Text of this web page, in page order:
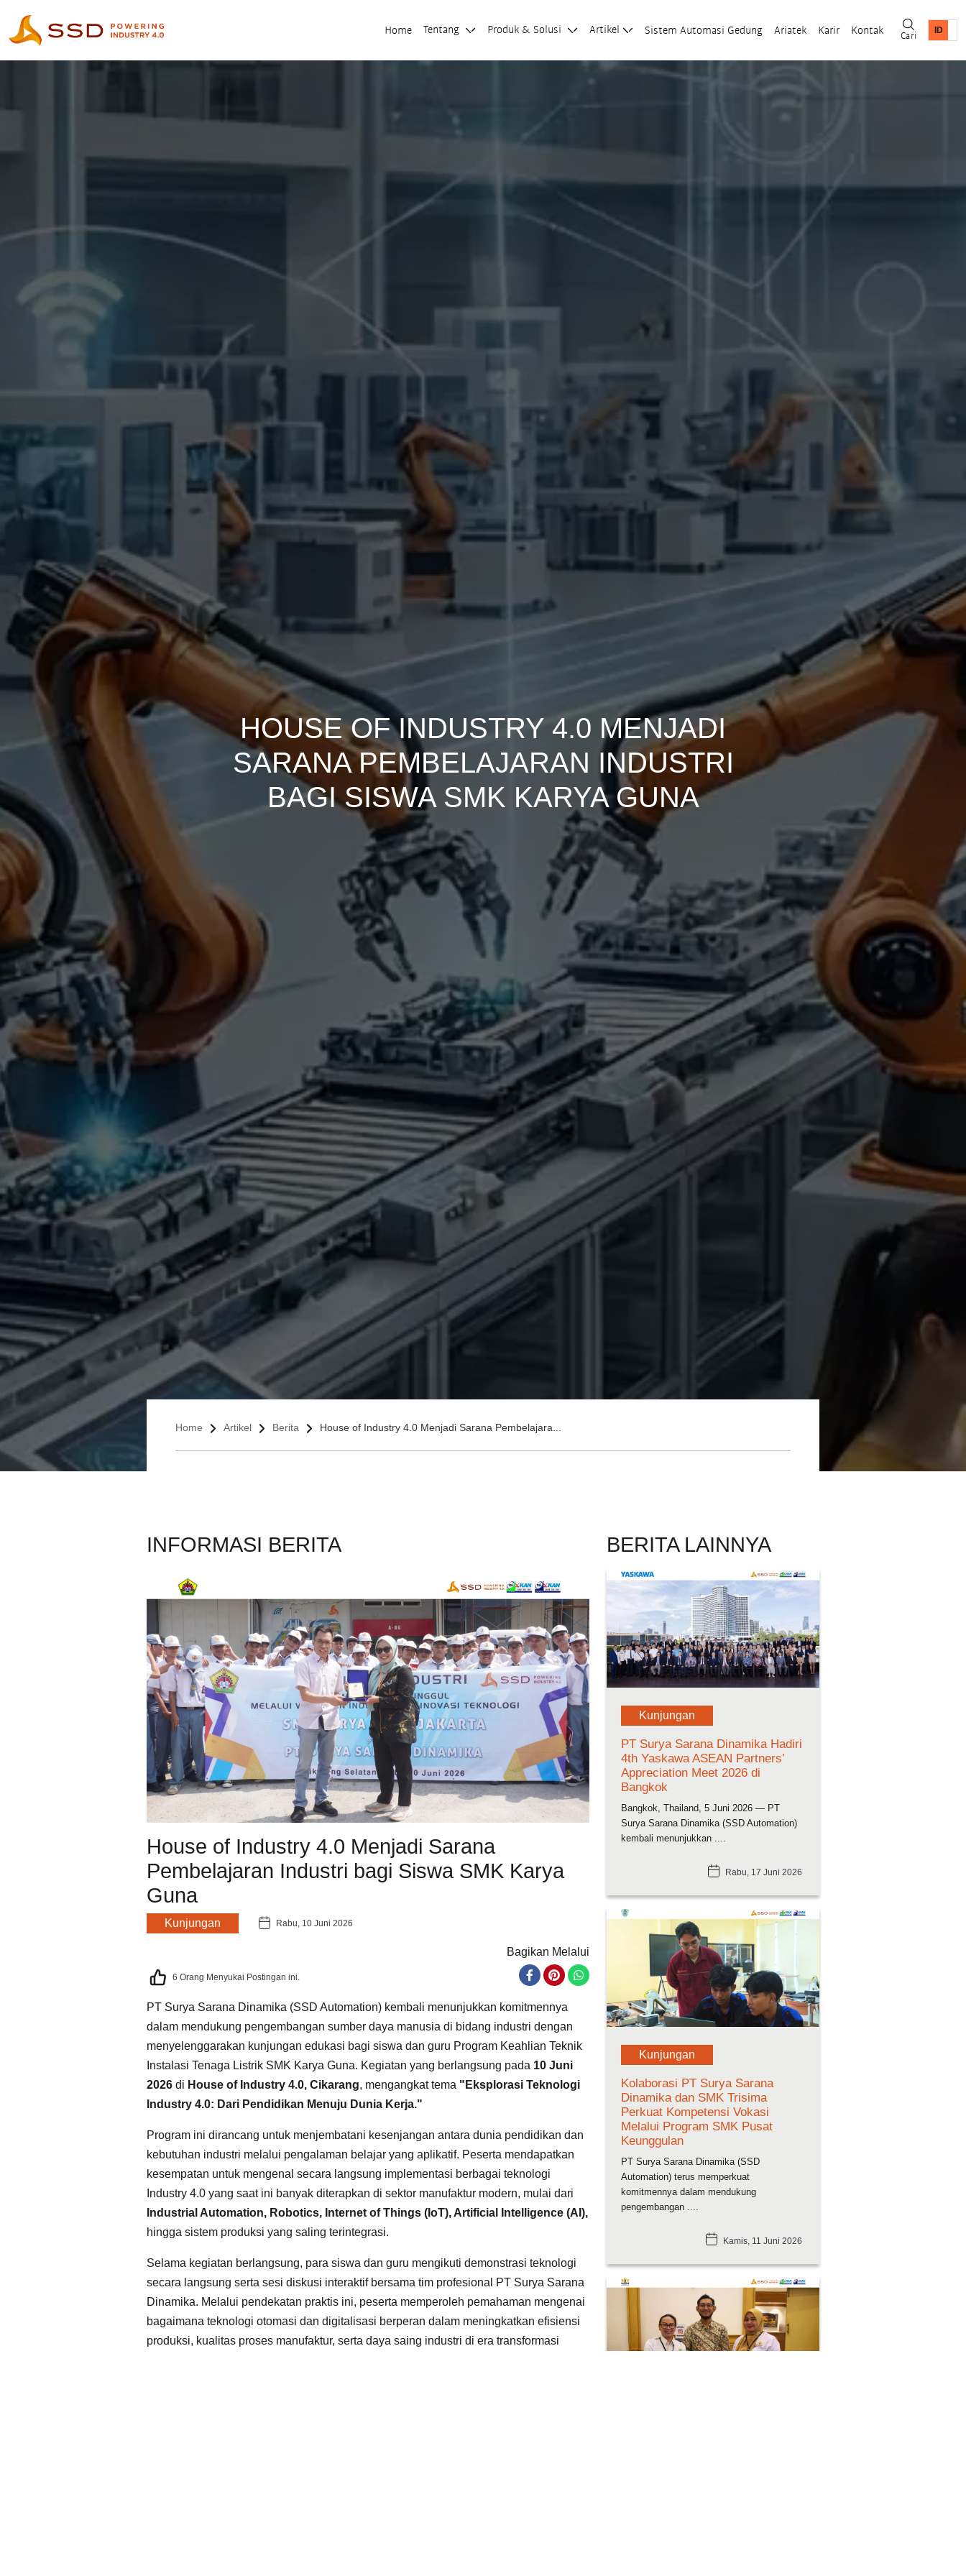
Home Tentang Produk & Solusi Artikel Sistem Automasi Gedung Ariatek Karir Kontak Cari
HOUSE OF INDUSTRY 4.0 MENJADI
SARANA PEMBELAJARAN INDUSTRI
BAGI SISWA SMK KARYA GUNA
Home Artikel Berita House of Industry 4.0 Menjadi Sarana Pembelajara...
INFORMASI BERITA
House of Industry 4.0 Menjadi Sarana
Pembelajaran Industri bagi Siswa SMK Karya
Guna
Kunjungan Rabu, 10 Juni 2026
6 Orang Menyukai Postingan ini.
Bagikan Melalui
PT Surya Sarana Dinamika (SSD Automation) kembali menunjukkan komitmennya
dalam mendukung pengembangan sumber daya manusia di bidang industri dengan
menyelenggarakan kunjungan edukasi bagi siswa dan guru Program Keahlian Teknik
Instalasi Tenaga Listrik SMK Karya Guna. Kegiatan yang berlangsung pada 10 Juni
2026 di House of Industry 4.0, Cikarang, mengangkat tema "Eksplorasi Teknologi
Industry 4.0: Dari Pendidikan Menuju Dunia Kerja."
Program ini dirancang untuk menjembatani kesenjangan antara dunia pendidikan dan
kebutuhan industri melalui pengalaman belajar yang aplikatif. Peserta mendapatkan
kesempatan untuk mengenal secara langsung implementasi berbagai teknologi
Industry 4.0 yang saat ini banyak diterapkan di sektor manufaktur modern, mulai dari
Industrial Automation, Robotics, Internet of Things (IoT), Artificial Intelligence (AI),
hingga sistem produksi yang saling terintegrasi.
Selama kegiatan berlangsung, para siswa dan guru mengikuti demonstrasi teknologi
secara langsung serta sesi diskusi interaktif bersama tim profesional PT Surya Sarana
Dinamika. Melalui pendekatan praktis ini, peserta memperoleh pemahaman mengenai
bagaimana teknologi otomasi dan digitalisasi berperan dalam meningkatkan efisiensi
produksi, kualitas proses manufaktur, serta daya saing industri di era transformasi
BERITA LAINNYA
Kunjungan
PT Surya Sarana Dinamika Hadiri
4th Yaskawa ASEAN Partners’
Appreciation Meet 2026 di
Bangkok
Bangkok, Thailand, 5 Juni 2026 — PT
Surya Sarana Dinamika (SSD Automation)
kembali menunjukkan ....
Rabu, 17 Juni 2026
Kunjungan
Kolaborasi PT Surya Sarana
Dinamika dan SMK Trisima
Perkuat Kompetensi Vokasi
Melalui Program SMK Pusat
Keunggulan
PT Surya Sarana Dinamika (SSD
Automation) terus memperkuat
komitmennya dalam mendukung
pengembangan ....
Kamis, 11 Juni 2026